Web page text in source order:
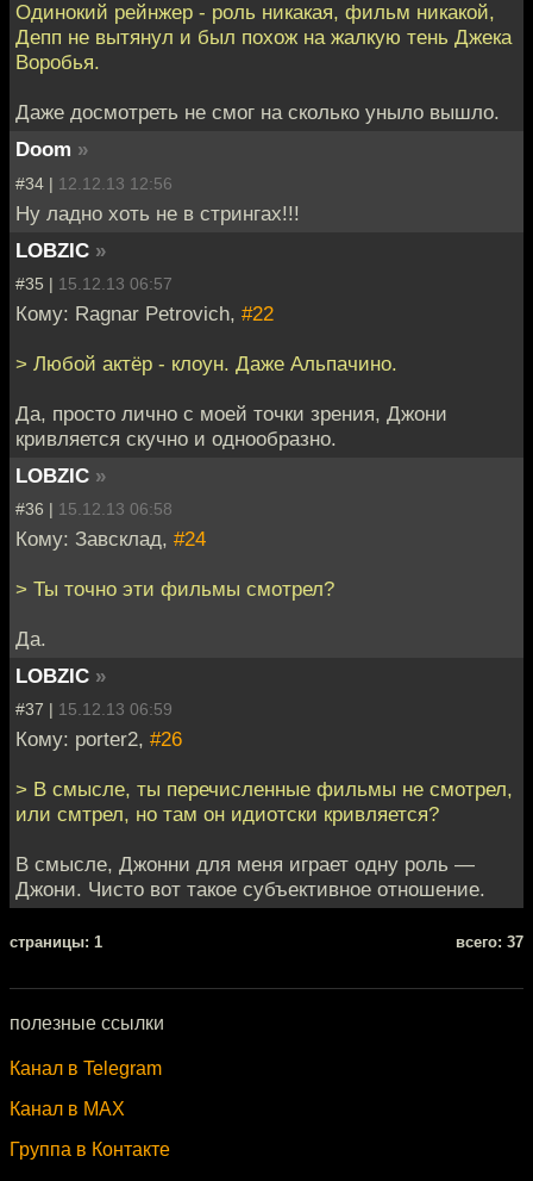
Одинокий рейнжер - роль никакая, фильм никакой,
Депп не вытянул и был похож на жалкую тень Джека
Воробья.
Даже досмотреть не смог на сколько уныло вышло.
Doom »
#34 | 12.12.13 12:56
Ну ладно хоть не в стрингах!!!
LOBZIC »
#35 | 15.12.13 06:57
Кому: Ragnar Petrovich, #22
> Любой актёр - клоун. Даже Альпачино.
Да, просто лично с моей точки зрения, Джони
кривляется скучно и однообразно.
LOBZIC »
#36 | 15.12.13 06:58
Кому: Завсклад, #24
> Ты точно эти фильмы смотрел?
Да.
LOBZIC »
#37 | 15.12.13 06:59
Кому: porter2, #26
> В смысле, ты перечисленные фильмы не смотрел,
или смтрел, но там он идиотски кривляется?
В смысле, Джонни для меня играет одну роль —
Джони. Чисто вот такое субъективное отношение.
cтраницы: 1 всего: 37
полезные ссылки
Канал в Telegram
Канал в MAX
Группа в Контакте